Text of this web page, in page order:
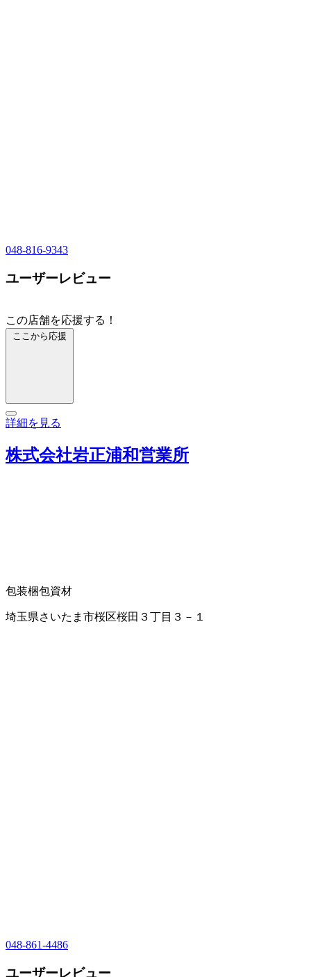
048-816-9343
ユーザーレビュー
この店舗を応援する！
ここから応援
詳細を見る
株式会社岩正浦和営業所
包装梱包資材
埼玉県さいたま市桜区桜田３丁目３－１
048-861-4486
ユーザーレビュー